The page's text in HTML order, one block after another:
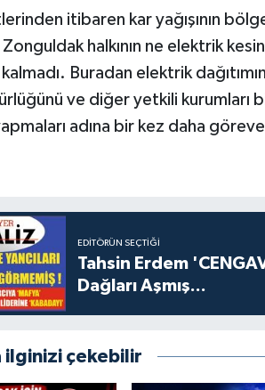
itibaren kar yağışının
halkının ne elektrik
Buradan elektrik
ve diğer yetkili kurumları
yapmaları adına bir kez daha
EDITÖRÜN SEÇTIĞI
Tahsin Erdem
Dağları Aşmış...
ilginizi çekebilir